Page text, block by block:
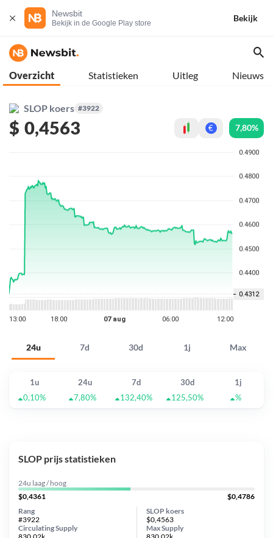
Newsbit
Bekijk in de Google Play store
Bekijk
Overzicht Statistieken Uitleg Nieuws
SLOP koers #3922
$ 0,4563 € 7,80%
24u 7d 30d 1j Max
1u 24u 7d 30d
1j
0,10%
7,80% 132,40% 125,50% %
SLOP prijs statistieken
24u laag / hoog
$0,4361
$0,4786
SLOP koers
$0,4563
Circulating Supply
Max Supply
Rang
#3922